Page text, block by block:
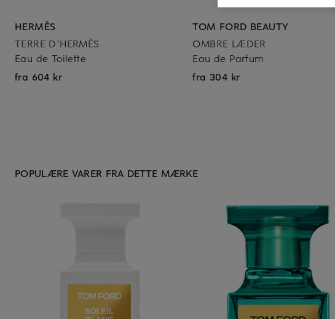
HERMÈS
TERRE D'HERMÈS
Eau de Toilette
fra 604 kr
TOM FORD BEAUTY
OMBRE LÆDER
Eau de Parfum
fra 304 kr
POPULÆRE VARER FRA DETTE MÆRKE